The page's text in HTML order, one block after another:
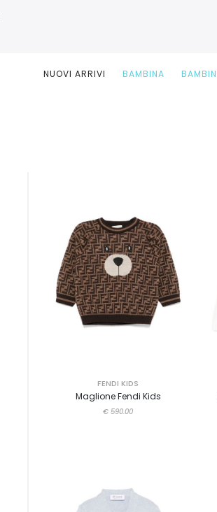
NUOVI ARRIVI BAMBINA
FENDI KIDS
Maglione Fendi Kids
€ 590.00